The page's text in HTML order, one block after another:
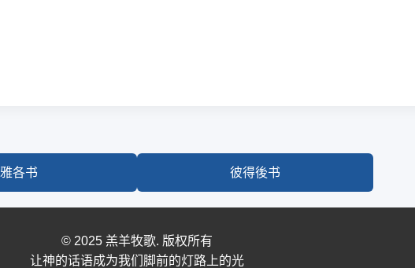
雅各书 彼得後书
© 2025 羔羊牧歌. 版权所有
让神的话语成为我们脚前的灯路上的光